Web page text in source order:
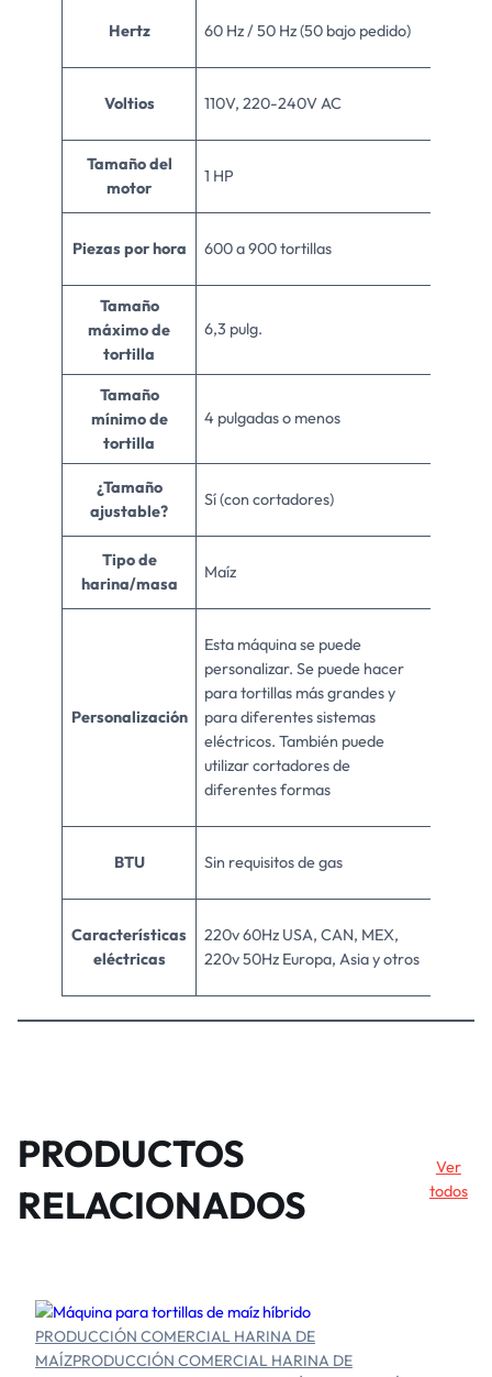
Hertz 60 Hz / 50 Hz (50 bajo pedido)
Voltios 110V, 220-240V AC
Tamaño del
motor
1 HP
Piezas por hora 600 a 900 tortillas
Tamaño
máximo de
tortilla
6,3 pulg.
Tamaño
mínimo de
tortilla
4 pulgadas o menos
¿Tamaño
ajustable?
Sí (con cortadores)
Tipo de
harina/masa
Maíz
Personalización
Esta máquina se puede
personalizar. Se puede hacer
para tortillas más grandes y
para diferentes sistemas
eléctricos. También puede
utilizar cortadores de
diferentes formas
BTU Sin requisitos de gas
Características
eléctricas
220v 60Hz USA, CAN, MEX,
220v 50Hz Europa, Asia y otros
PRODUCTOS
RELACIONADOS
Ver
todos
PRODUCCIÓN COMERCIAL HARINA DE
MAÍZPRODUCCIÓN COMERCIAL HARINA DE